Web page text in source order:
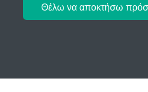
Θέλω να αποκτήσω